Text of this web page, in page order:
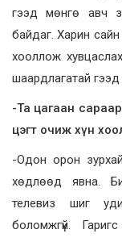
гээд мөнгө авч
байдаг. Харин сайн
хооллож
шаардлагатай гээд
-Та цагаан
цэгт очиж хүн
-Одон орон
хөдлөөд явна.
телевиз шиг
боломжгүй.